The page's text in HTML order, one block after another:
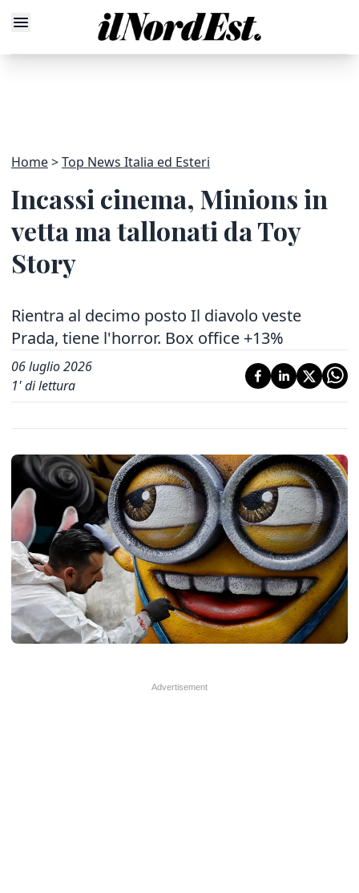
Home Top News Italia ed Esteri
Incassi cinema, Minions in
vetta ma tallonati da Toy
Story
Rientra al decimo posto Il diavolo veste
Prada, tiene l'horror. Box office +13%
06 luglio 2026
1' di lettura